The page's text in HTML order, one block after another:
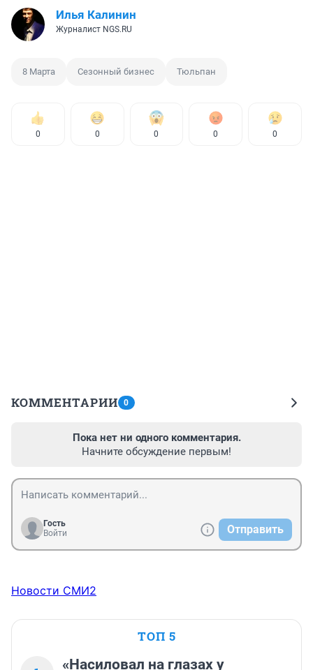
Илья Калинин
Журналист NGS.RU
8 Марта Сезонный бизнес Тюльпан
0 0 0 0 0
КОММЕНТАРИИ 0
Пока нет ни одного комментария.
Начните обсуждение первым!
Гость
Войти
Отправить
Новости СМИ2
ТОП 5
«Насиловал на глазах у